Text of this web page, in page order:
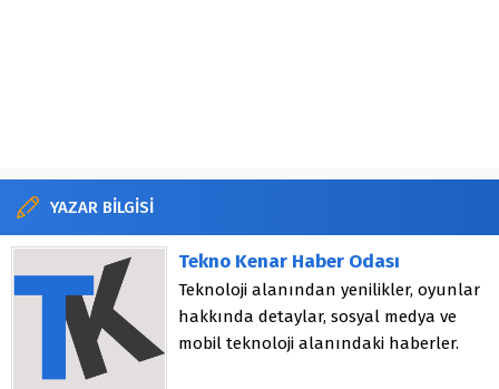
YAZAR BİLGİSİ
Tekno Kenar Haber Odası
Teknoloji alanından yenilikler, oyunlar
hakkında detaylar, sosyal medya ve
mobil teknoloji alanındaki haberler.